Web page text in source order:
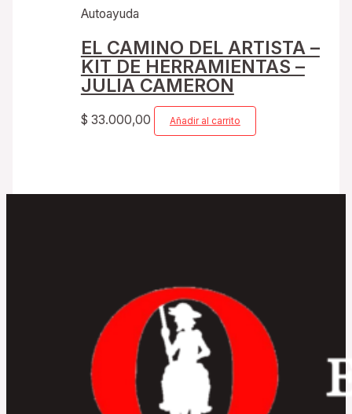
Autoayuda
EL CAMINO DEL ARTISTA –
KIT DE HERRAMIENTAS –
JULIA CAMERON
$ 33.000,00 Añadir al carrito